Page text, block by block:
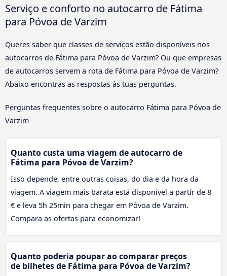
Serviço e conforto no autocarro de Fátima
para Póvoa de Varzim
Queres saber que classes de serviços estão disponíveis nos
autocarros de Fátima para Póvoa de Varzim? Ou que empresas
de autocarros servem a rota de Fátima para Póvoa de Varzim?
Abaixo encontras as respostas às tuas perguntas.
Perguntas frequentes sobre o autocarro Fátima para Póvoa de
Varzim
Quanto custa uma viagem de autocarro de
Fátima para Póvoa de Varzim?
Isso depende, entre outras coisas, do dia e da hora da
viagem. A viagem mais barata está disponível a partir de 8
€ e leva 5h 25min para chegar em Póvoa de Varzim.
Compara as ofertas para economizar!
Quanto poderia poupar ao comparar preços
de bilhetes de Fátima para Póvoa de Varzim?